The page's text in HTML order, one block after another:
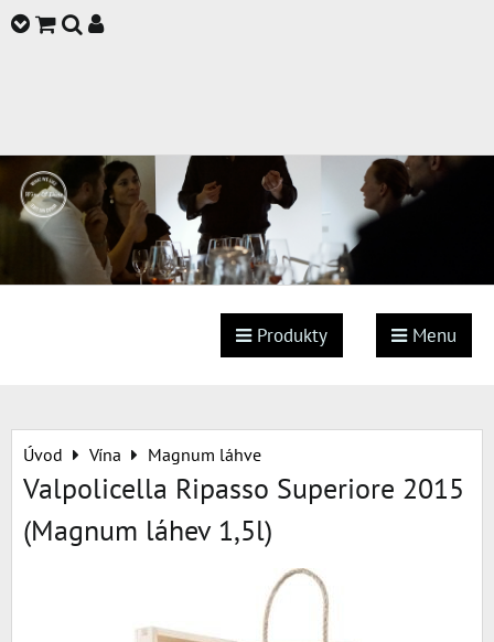
Produkty Menu
Úvod Vína Magnum láhve
Valpolicella Ripasso Superiore 2015
(Magnum láhev 1,5l)